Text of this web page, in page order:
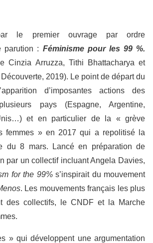
le premier ouvrage par ordre
parution : Féminisme pour les 99 %.
Cinzia Arruzza, Tithi Bhattacharya et
2019). Le point de départ du
d’imposantes actions des
pays (Espagne, Argentine,
et en particulier de la « grève
femmes » en 2017 qui a repolitisé la
du 8 mars. Lancé en préparation de
par un collectif incluant Angela Davies,
for the 99%s’inspirait du mouvement
. Les mouvements français les plus
des collectifs, le CNDF et la Marche
» qui développent une argumentation